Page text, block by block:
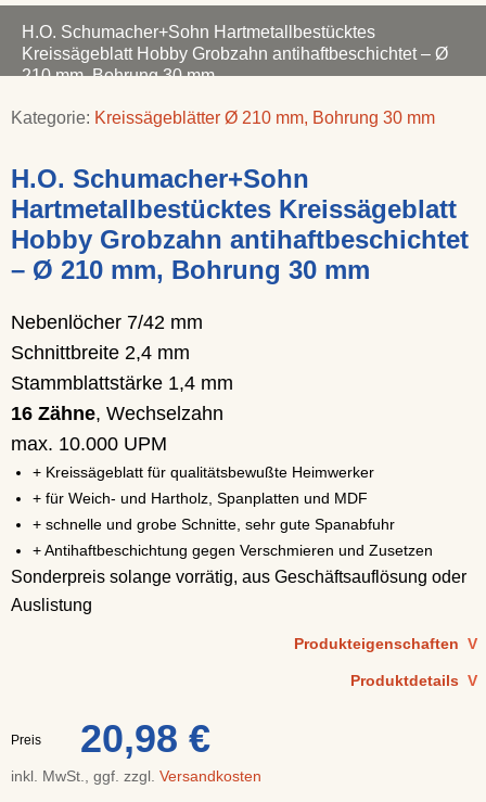
H.O. Schumacher+Sohn Hartmetallbestücktes
Kreissägeblatt Hobby Grobzahn antihaftbeschichtet – Ø
210 mm, Bohrung 30 mm
Kategorie: Kreissägeblätter Ø 210 mm, Bohrung 30 mm
H.O. Schumacher+Sohn
Hartmetallbestücktes Kreissägeblatt
Hobby Grobzahn antihaftbeschichtet
– Ø 210 mm, Bohrung 30 mm
Nebenlöcher 7/42 mm
Schnittbreite 2,4 mm
Stammblattstärke 1,4 mm
16 Zähne, Wechselzahn
max. 10.000 UPM
+ Kreissägeblatt für qualitätsbewußte Heimwerker
+ für Weich- und Hartholz, Spanplatten und MDF
+ schnelle und grobe Schnitte, sehr gute Spanabfuhr
+ Antihaftbeschichtung gegen Verschmieren und Zusetzen
Sonderpreis solange vorrätig, aus Geschäftsauflösung oder
Auslistung
Produkteigenschaften V
Produktdetails V
Preis 20,98 €
inkl. MwSt., ggf. zzgl. Versandkosten